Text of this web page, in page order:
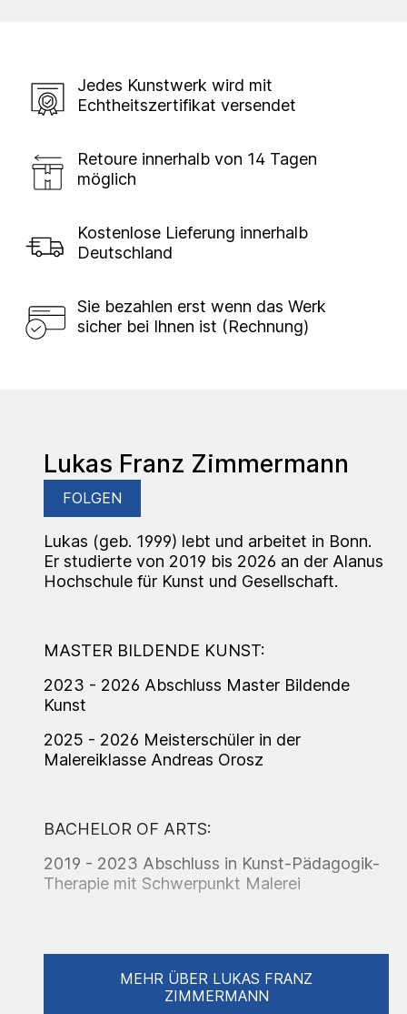
Jedes Kunstwerk wird mit
Echtheitszertifikat versendet
Retoure innerhalb von 14 Tagen
möglich
Kostenlose Lieferung innerhalb
Deutschland
Sie bezahlen erst wenn das Werk
sicher bei Ihnen ist (Rechnung)
Lukas Franz Zimmermann
FOLGEN
Lukas (geb. 1999) lebt und arbeitet in Bonn.
Er studierte von 2019 bis 2026 an der Alanus
Hochschule für Kunst und Gesellschaft.
MASTER BILDENDE KUNST:
2023 - 2026 Abschluss Master Bildende
Kunst
2025 - 2026 Meisterschüler in der
Malereiklasse Andreas Orosz
BACHELOR OF ARTS:
2019 - 2023 Abschluss in Kunst-Pädagogik-
Therapie mit Schwerpunkt Malerei
Ausstellungen (Auswahl):
2018/2019 „Streetartenexperiment“ an
öffentlichen Plätzen in Bonn
MEHR ÜBER LUKAS FRANZ
ZIMMERMANN